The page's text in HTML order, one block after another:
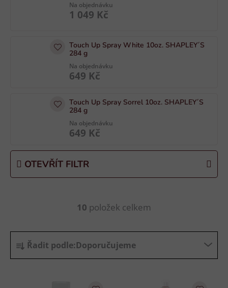
Na objednávku
1 049 Kč
Touch Up Spray White 10oz. SHAPLEY´S
284 g
Na objednávku
649 Kč
Touch Up Spray Sorrel 10oz. SHAPLEY´S
284 g
Na objednávku
649 Kč
Ř
a
z
Řadit podle:Doporučujeme
OTEVŘÍT FILTR
O
l
á
d
10 položek celkem